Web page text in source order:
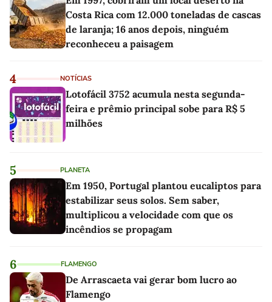
Costa Rica com 12.000 toneladas de cascas
de laranja; 16 anos depois, ninguém
reconheceu a paisagem
4 NOTÍCIAS
Lotofácil 3752 acumula nesta segunda-
feira e prêmio principal sobe para R$ 5
milhões
5 PLANETA
Em 1950, Portugal plantou eucaliptos para
estabilizar seus solos. Sem saber,
multiplicou a velocidade com que os
incêndios se propagam
6 FLAMENGO
De Arrascaeta vai gerar bom lucro ao
Flamengo